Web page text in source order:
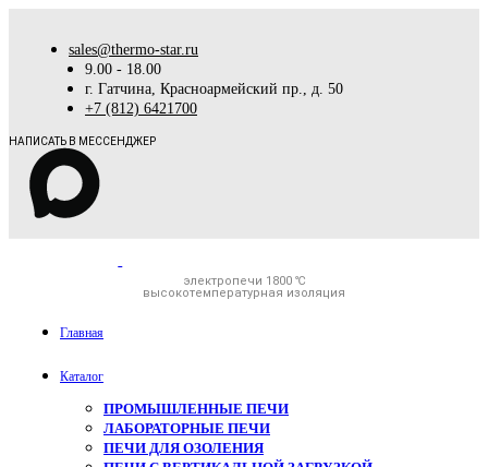
sales@thermo-star.ru
9.00 - 18.00
г. Гатчина, Красноармейский пр., д. 50
+7 (812) 6421700
НАПИСАТЬ В МЕССЕНДЖЕР
электропечи 1800 ℃
высокотемпературная изоляция
Главная
Каталог
ПРОМЫШЛЕННЫЕ ПЕЧИ
ЛАБОРАТОРНЫЕ ПЕЧИ
ПЕЧИ ДЛЯ ОЗОЛЕНИЯ